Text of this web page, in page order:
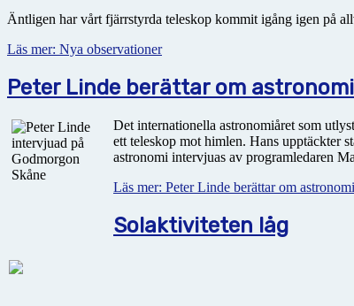
Äntligen har vårt fjärrstyrda teleskop kommit igång igen på
Läs mer: Nya observationer
Peter Linde berättar om
Det internationella astronomiåret som
ett teleskop mot himlen. Hans upptäckter
astronomi intervjuas av programledaren
Läs mer: Peter Linde berättar om
Solaktiviteten låg